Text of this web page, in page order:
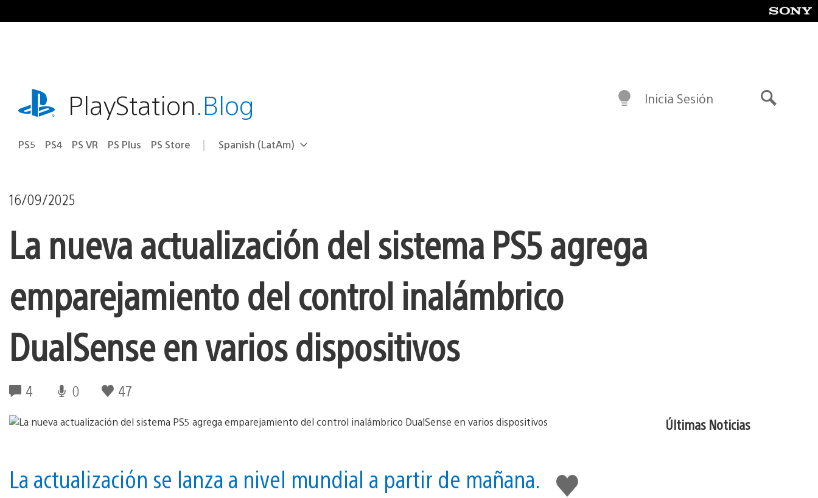
al
playstation.comPlayStation.Blog
PS5 PS4 PS VR PS Plus PS Store Elige
Región
Spanish (LatAm)
Inicia Sesión
16/09/2025
La nueva actualización del sistema PS5 agrega
emparejamiento del control inalámbrico
DualSense en varios dispositivos
4 0 47
Me
gusta
La actualización se lanza a nivel mundial a partir de mañana.
Últimas Noticias